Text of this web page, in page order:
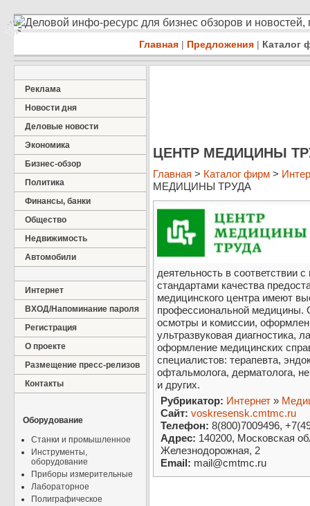
Деловой инфо-ресурс для бизнес обзоров и
Главная | Предложения | Каталог
Реклама
Новости дня
Деловые новости
Экономика
Бизнес-обзор
Политика
Финансы, банки
Общество
Недвижимость
Автомобили
Интернет
ВХОД/Напоминание пароля
Регистрация
О проекте
Размещение пресс-релизов
Контакты
Оборудование
Станки и промышленное
Инструменты,
оборудование
Приборы измерительные
Лабораторное
Полиграфическое
ЦЕНТР МЕДИЦИНЫ
Главная > Каталог фирм >
МЕДИЦИНЫ ТРУДА
деятельность в
стандартами качества
медицинского центра имеют
профессиональной медицины.
осмотры и комиссии,
ультразвуковая диагностика,
оформление медицинских
специалистов: терапевта,
офтальмолога, дерматолога,
и других.
Рубрикатор: Интернет »
Сайт: voskresensk.cmtmc.ru
Телефон: 8(800)7009496,
Адрес: 140200, Московская
Железнодорожная, 2
Email: mail@cmtmc.ru